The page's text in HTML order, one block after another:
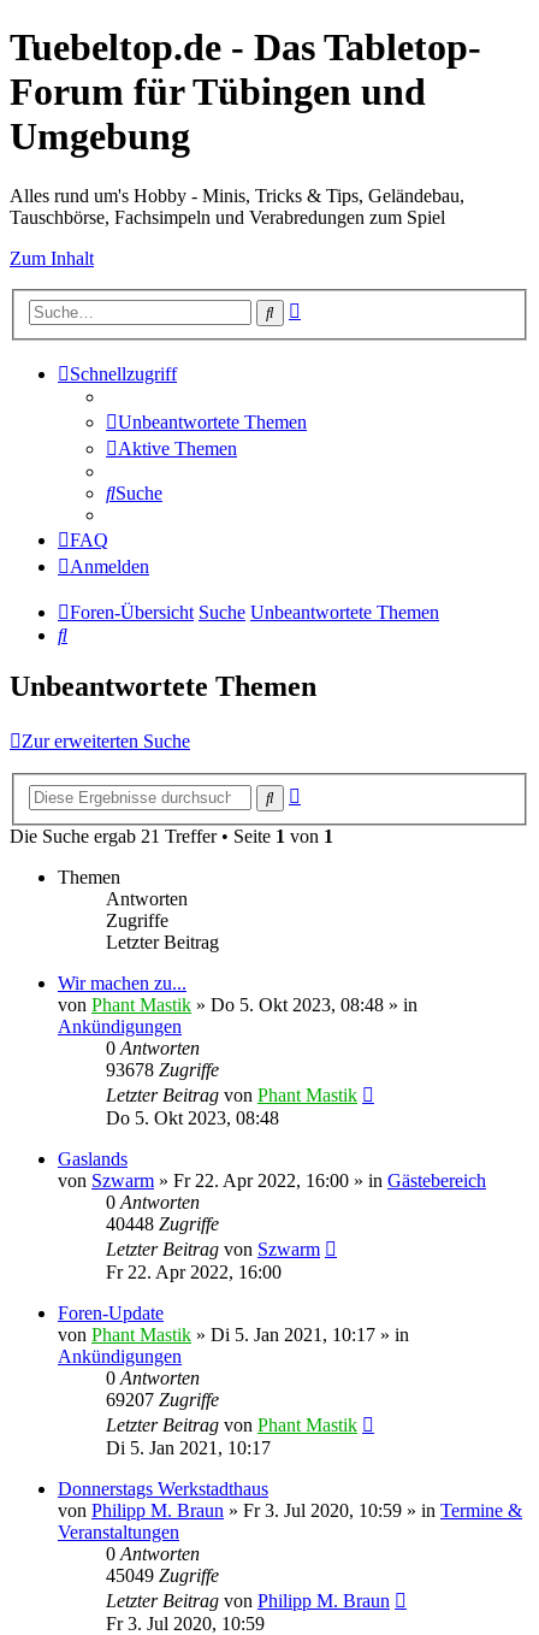
Tuebeltop.de - Das Tabletop-
Forum für Tübingen und
Umgebung
Alles rund um's Hobby - Minis, Tricks & Tips, Geländebau,
Tauschbörse, Fachsimpeln und Verabredungen zum Spiel
Zum Inhalt
Suche
Schnellzugriff
Unbeantwortete Themen
Aktive Themen
Suche
FAQ
Anmelden
Foren-Übersicht Suche Unbeantwortete Themen
Suche
Unbeantwortete Themen
Zur erweiterten Suche
Suche
Die Suche ergab 21 Treffer • Seite 1 von 1
Themen
Antworten
Zugriffe
Letzter Beitrag
Wir machen zu...
von Phant Mastik » Do 5. Okt 2023, 08:48 » in
Ankündigungen
0 Antworten
93678 Zugriffe
Letzter Beitrag von Phant Mastik
Do 5. Okt 2023, 08:48
Gaslands
von Szwarm » Fr 22. Apr 2022, 16:00 » in Gästebereich
0 Antworten
40448 Zugriffe
Letzter Beitrag von Szwarm
Fr 22. Apr 2022, 16:00
Foren-Update
von Phant Mastik » Di 5. Jan 2021, 10:17 » in
Ankündigungen
0 Antworten
69207 Zugriffe
Letzter Beitrag von Phant Mastik
Di 5. Jan 2021, 10:17
Donnerstags Werkstadthaus
von Philipp M. Braun » Fr 3. Jul 2020, 10:59 » in Termine &
Veranstaltungen
0 Antworten
45049 Zugriffe
Letzter Beitrag von Philipp M. Braun
Fr 3. Jul 2020, 10:59